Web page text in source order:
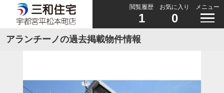
閲覧履歴
1
お気に入り
0
メニュー
アランチーノの過去掲載物件情報